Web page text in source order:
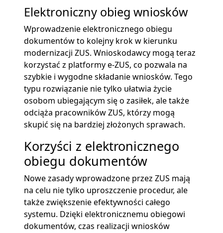
Elektroniczny obieg wniosków
Wprowadzenie elektronicznego obiegu
dokumentów to kolejny krok w kierunku
modernizacji ZUS. Wnioskodawcy mogą teraz
korzystać z platformy e-ZUS, co pozwala na
szybkie i wygodne składanie wniosków. Tego
typu rozwiązanie nie tylko ułatwia życie
osobom ubiegającym się o zasiłek, ale także
odciąża pracowników ZUS, którzy mogą
skupić się na bardziej złożonych sprawach.
Korzyści z elektronicznego
obiegu dokumentów
Nowe zasady wprowadzone przez ZUS mają
na celu nie tylko uproszczenie procedur, ale
także zwiększenie efektywności całego
systemu. Dzięki elektronicznemu obiegowi
dokumentów, czas realizacji wniosków